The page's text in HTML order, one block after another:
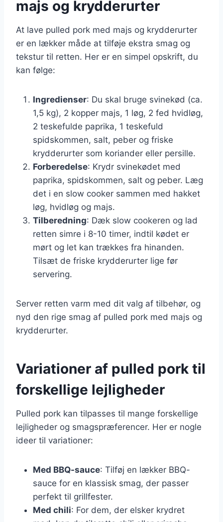
majs og krydderurter
At lave pulled pork med majs og krydderurter
er en lækker måde at tilføje ekstra smag og
tekstur til retten. Her er en simpel opskrift, du
kan følge:
Ingredienser: Du skal bruge svinekød (ca.
1,5 kg), 2 kopper majs, 1 løg, 2 fed hvidløg,
2 teskefulde paprika, 1 teskefuld
spidskommen, salt, peber og friske
krydderurter som koriander eller persille.
Forberedelse: Krydr svinekødet med
paprika, spidskommen, salt og peber. Læg
det i en slow cooker sammen med hakket
løg, hvidløg og majs.
Tilberedning: Dæk slow cookeren og lad
retten simre i 8-10 timer, indtil kødet er
mørt og let kan trækkes fra hinanden.
Tilsæt de friske krydderurter lige før
servering.
Server retten varm med dit valg af tilbehør, og
nyd den rige smag af pulled pork med majs og
krydderurter.
Variationer af pulled pork til
forskellige lejligheder
Pulled pork kan tilpasses til mange forskellige
lejligheder og smagspræferencer. Her er nogle
ideer til variationer:
Med BBQ-sauce: Tilføj en lækker BBQ-
sauce for en klassisk smag, der passer
perfekt til grillfester.
Med chili: For dem, der elsker krydret